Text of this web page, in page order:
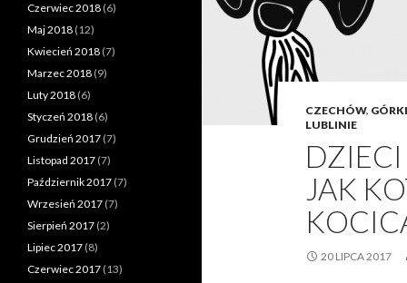
CZECHÓW,
LUBLINIE
JAK
20 LIPCA 2017
Czerwiec 2018 (6)
Maj 2018 (12)
Kwiecień 2018 (7)
Marzec 2018 (9)
Luty 2018 (6)
Styczeń 2018 (6)
Grudzień 2017 (7)
Listopad 2017 (7)
Październik 2017 (7)
Wrzesień 2017 (7)
Sierpień 2017 (2)
Lipiec 2017 (8)
Czerwiec 2017 (13)